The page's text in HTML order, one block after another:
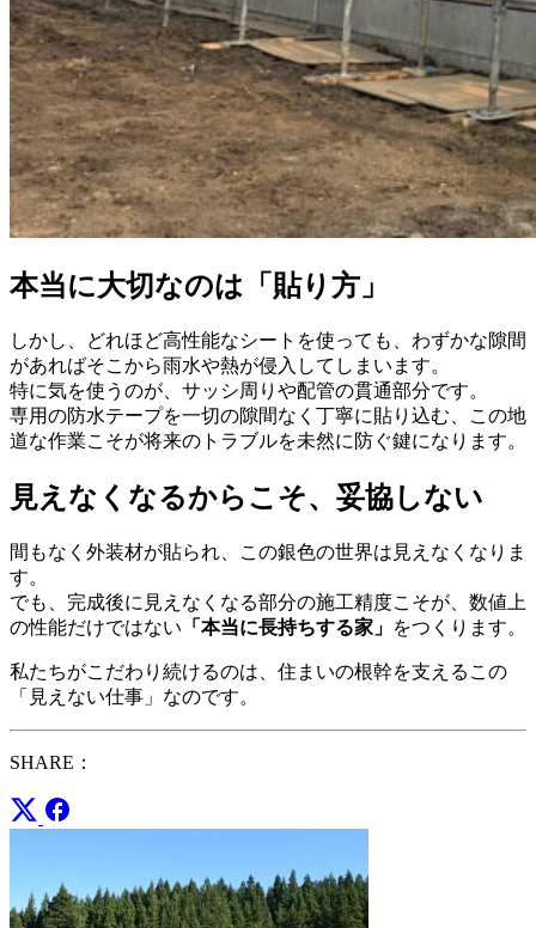
本当に大切なのは「貼り方」
しかし、どれほど高性能なシートを使っても、わずかな隙間
があればそこから雨水や熱が侵入してしまいます。
特に気を使うのが、サッシ周りや配管の貫通部分です。
専用の防水テープを一切の隙間なく丁寧に貼り込む、この地
道な作業こそが将来のトラブルを未然に防ぐ鍵になります。
見えなくなるからこそ、妥協しない
間もなく外装材が貼られ、この銀色の世界は見えなくなりま
す。
でも、完成後に見えなくなる部分の施工精度こそが、数値上
の性能だけではない 「本当に長持ちする家」 をつくります。
私たちがこだわり続けるのは、住まいの根幹を支えるこの
「見えない仕事」なのです。
SHARE：